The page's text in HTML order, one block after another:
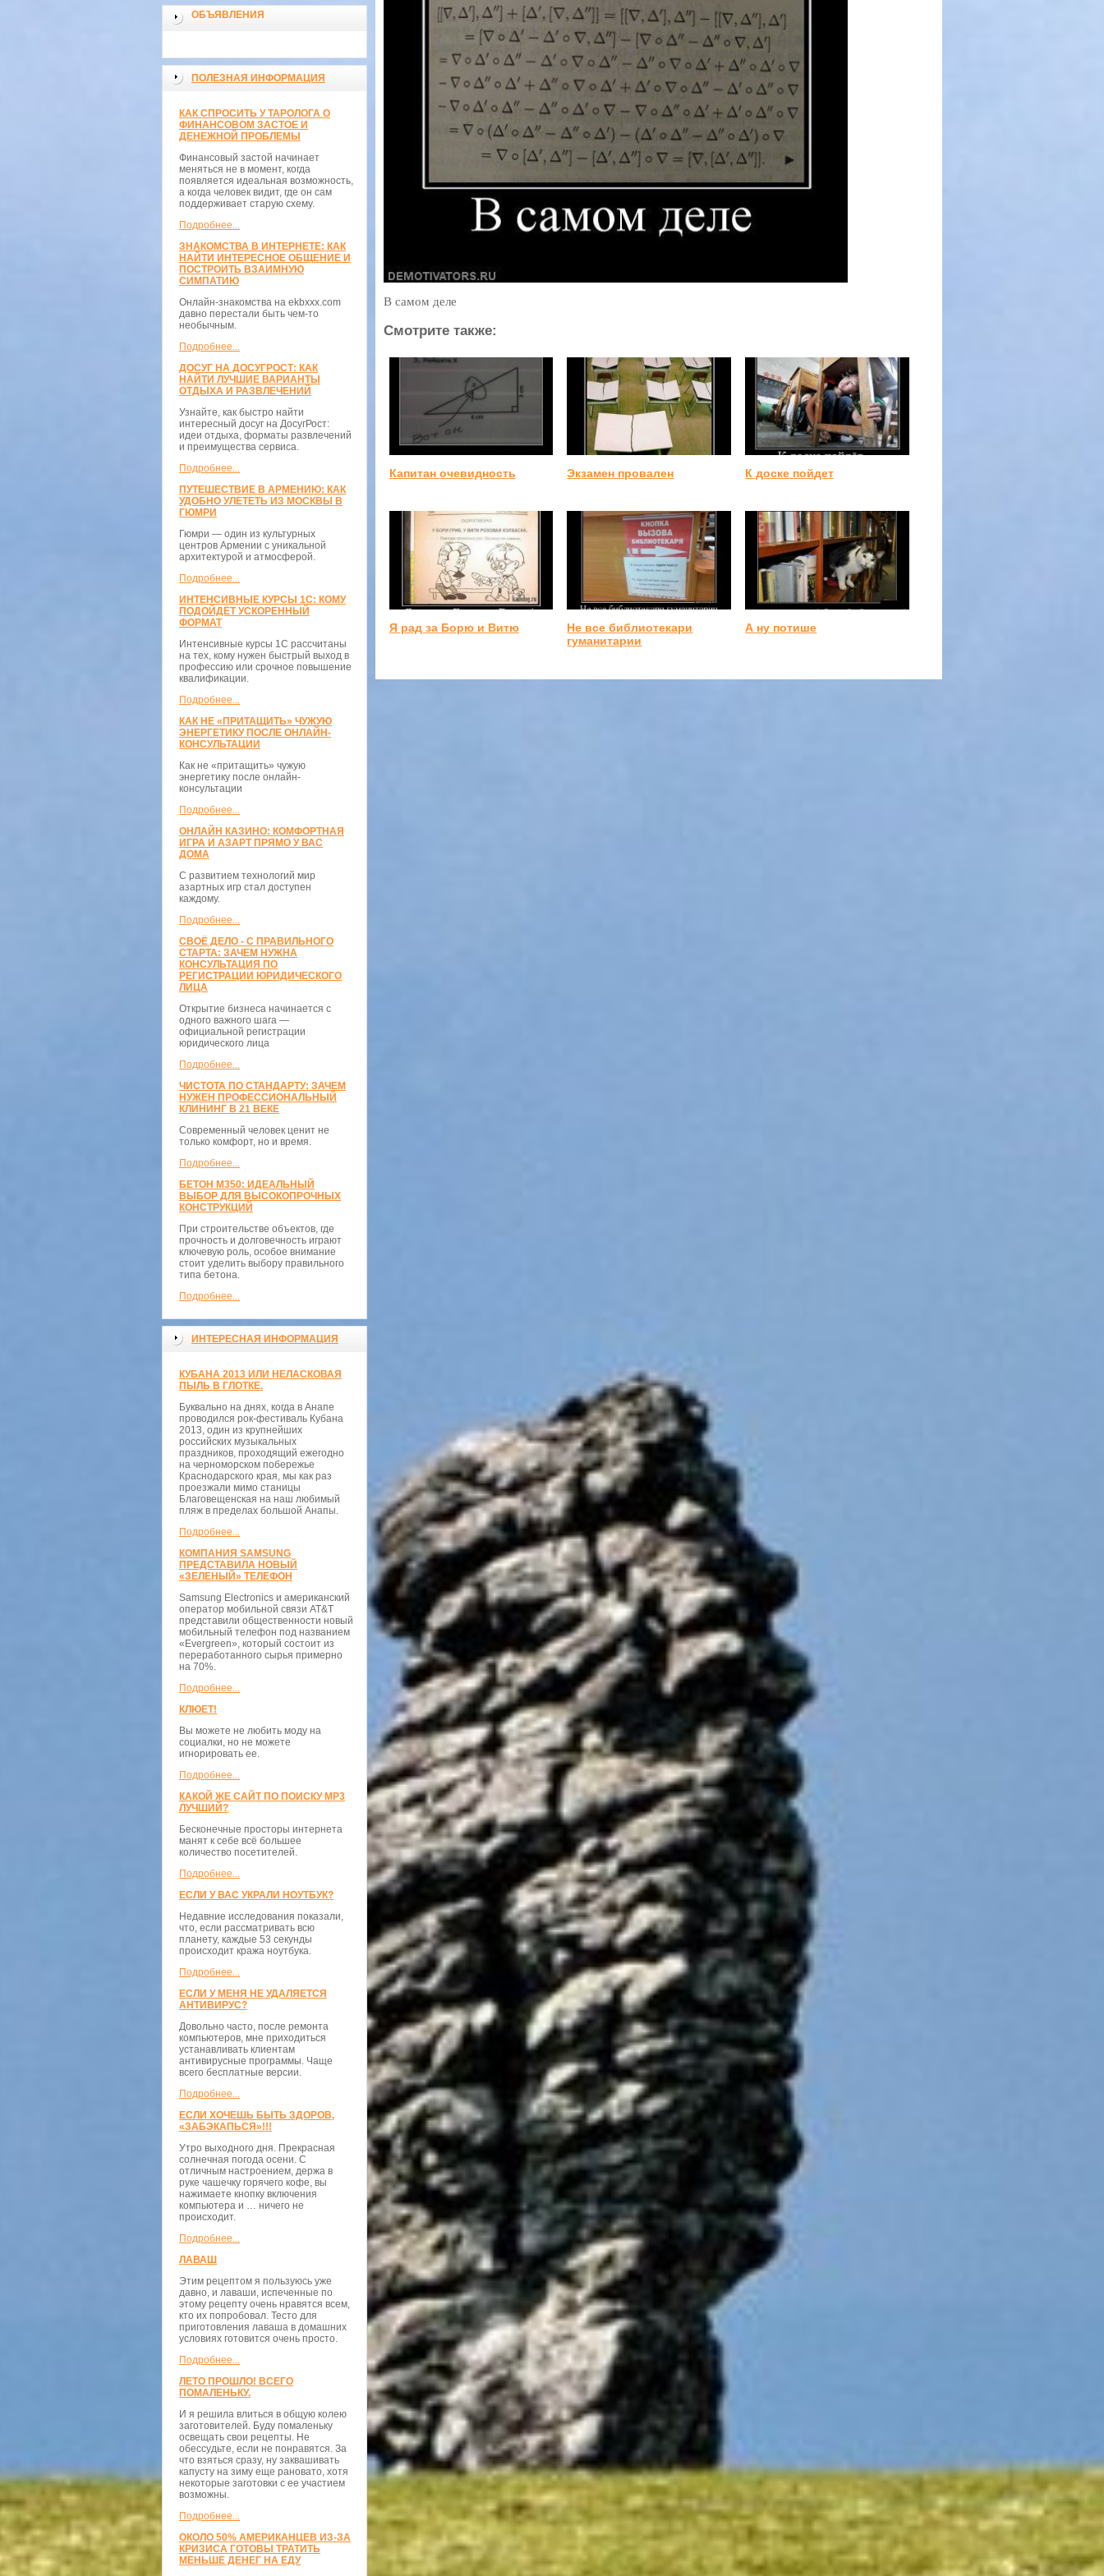
ОБЪЯВЛЕНИЯ
ПОЛЕЗНАЯ ИНФОРМАЦИЯ
КАК СПРОСИТЬ У ТАРОЛОГА О
ФИНАНСОВОМ ЗАСТОЕ И
ДЕНЕЖНОЙ ПРОБЛЕМЫ
Финансовый застой начинает
меняться не в момент, когда
появляется идеальная возможность,
а когда человек видит, где он сам
поддерживает старую схему.
Подробнее...
ЗНАКОМСТВА В ИНТЕРНЕТЕ: КАК
НАЙТИ ИНТЕРЕСНОЕ ОБЩЕНИЕ И
ПОСТРОИТЬ ВЗАИМНУЮ
СИМПАТИЮ
Онлайн-знакомства на ekbxxx.com
давно перестали быть чем-то
необычным.
Подробнее...
ДОСУГ НА ДОСУГРОСТ: КАК
НАЙТИ ЛУЧШИЕ ВАРИАНТЫ
ОТДЫХА И РАЗВЛЕЧЕНИЙ
Узнайте, как быстро найти
интересный досуг на ДосугРост:
идеи отдыха, форматы развлечений
и преимущества сервиса.
Подробнее...
ПУТЕШЕСТВИЕ В АРМЕНИЮ: КАК
УДОБНО УЛЕТЕТЬ ИЗ МОСКВЫ В
ГЮМРИ
Гюмри — один из культурных
центров Армении с уникальной
архитектурой и атмосферой.
Подробнее...
ИНТЕНСИВНЫЕ КУРСЫ 1С: КОМУ
ПОДОЙДЁТ УСКОРЕННЫЙ
ФОРМАТ
Интенсивные курсы 1С рассчитаны
на тех, кому нужен быстрый выход в
профессию или срочное повышение
квалификации.
Подробнее...
КАК НЕ «ПРИТАЩИТЬ» ЧУЖУЮ
ЭНЕРГЕТИКУ ПОСЛЕ ОНЛАЙН-
КОНСУЛЬТАЦИИ
Как не «притащить» чужую
энергетику после онлайн-
консультации
Подробнее...
ОНЛАЙН КАЗИНО: КОМФОРТНАЯ
ИГРА И АЗАРТ ПРЯМО У ВАС
ДОМА
С развитием технологий мир
азартных игр стал доступен
каждому.
Подробнее...
СВОЁ ДЕЛО - С ПРАВИЛЬНОГО
СТАРТА: ЗАЧЕМ НУЖНА
КОНСУЛЬТАЦИЯ ПО
РЕГИСТРАЦИИ ЮРИДИЧЕСКОГО
ЛИЦА
Открытие бизнеса начинается с
одного важного шага —
официальной регистрации
юридического лица
Подробнее...
ЧИСТОТА ПО СТАНДАРТУ: ЗАЧЕМ
НУЖЕН ПРОФЕССИОНАЛЬНЫЙ
КЛИНИНГ В 21 ВЕКЕ
Современный человек ценит не
только комфорт, но и время.
Подробнее...
БЕТОН М350: ИДЕАЛЬНЫЙ
ВЫБОР ДЛЯ ВЫСОКОПРОЧНЫХ
КОНСТРУКЦИЙ
При строительстве объектов, где
прочность и долговечность играют
ключевую роль, особое внимание
стоит уделить выбору правильного
типа бетона.
Подробнее...
ИНТЕРЕСНАЯ ИНФОРМАЦИЯ
КУБАНА 2013 ИЛИ НЕЛАСКОВАЯ
ПЫЛЬ В ГЛОТКЕ.
Буквально на днях, когда в Анапе
проводился рок-фестиваль Кубана
2013, один из крупнейших
российских музыкальных
праздников, проходящий ежегодно
на черноморском побережье
Краснодарского края, мы как раз
проезжали мимо станицы
Благовещенская на наш любимый
пляж в пределах большой Анапы.
Подробнее...
КОМПАНИЯ SAMSUNG
ПРЕДСТАВИЛА НОВЫЙ
«ЗЕЛЕНЫЙ» ТЕЛЕФОН
Samsung Electronics и американский
оператор мобильной связи AT&T
представили общественности новый
мобильный телефон под названием
«Evergreen», который состоит из
переработанного сырья примерно
на 70%.
Подробнее...
КЛЮЕТ!
Вы можете не любить моду на
социалки, но не можете
игнорировать ее.
Подробнее...
КАКОЙ ЖЕ САЙТ ПО ПОИСКУ MP3
ЛУЧШИЙ?
Бесконечные просторы интернета
манят к себе всё большее
количество посетителей.
Подробнее...
ЕСЛИ У ВАС УКРАЛИ НОУТБУК?
Недавние исследования показали,
что, если рассматривать всю
планету, каждые 53 секунды
происходит кража ноутбука.
Подробнее...
ЕСЛИ У МЕНЯ НЕ УДАЛЯЕТСЯ
АНТИВИРУС?
Довольно часто, после ремонта
компьютеров, мне приходиться
устанавливать клиентам
антивирусные программы. Чаще
всего бесплатные версии.
Подробнее...
ЕСЛИ ХОЧЕШЬ БЫТЬ ЗДОРОВ,
«ЗАБЭКАПЬСЯ»!!!
Утро выходного дня. Прекрасная
солнечная погода осени. С
отличным настроением, держа в
руке чашечку горячего кофе, вы
нажимаете кнопку включения
компьютера и … ничего не
происходит.
Подробнее...
ЛАВАШ
Этим рецептом я пользуюсь уже
давно, и лаваши, испеченные по
этому рецепту очень нравятся всем,
кто их попробовал. Тесто для
приготовления лаваша в домашних
условиях готовится очень просто.
Подробнее...
ЛЕТО ПРОШЛО! ВСЕГО
ПОМАЛЕНЬКУ.
И я решила влиться в общую колею
заготовителей. Буду помаленьку
освещать свои рецепты. Не
обессудьте, если не понравятся. За
что взяться сразу, ну заквашивать
капусту на зиму еще рановато, хотя
некоторые заготовки с ее участием
возможны.
Подробнее...
ОКОЛО 50% АМЕРИКАНЦЕВ ИЗ-ЗА
КРИЗИСА ГОТОВЫ ТРАТИТЬ
МЕНЬШЕ ДЕНЕГ НА ЕДУ
В самом деле
Смотрите также:
Капитан очевидность Экзамен провален К доске пойдет
Я рад за Борю и Витю
Не все библиотекари
гуманитарии
А ну потише